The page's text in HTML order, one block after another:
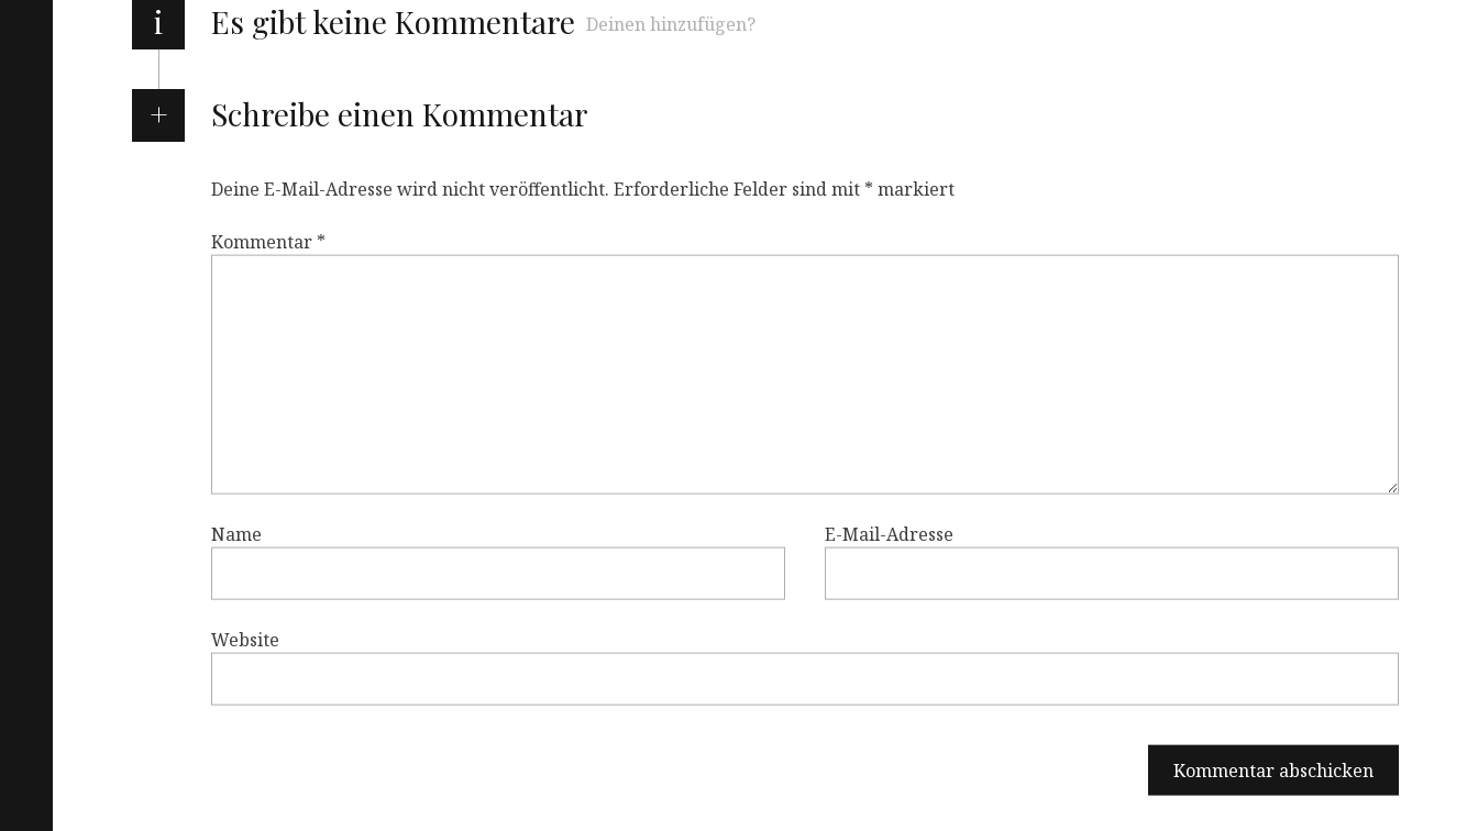
i Es gibt keine Kommentare Deinen hinzufügen?
Schreibe einen Kommentar
Deine E-Mail-Adresse wird nicht veröffentlicht. Erforderliche Felder sind mit * markiert
Kommentar *
Name E-Mail-Adresse
Website